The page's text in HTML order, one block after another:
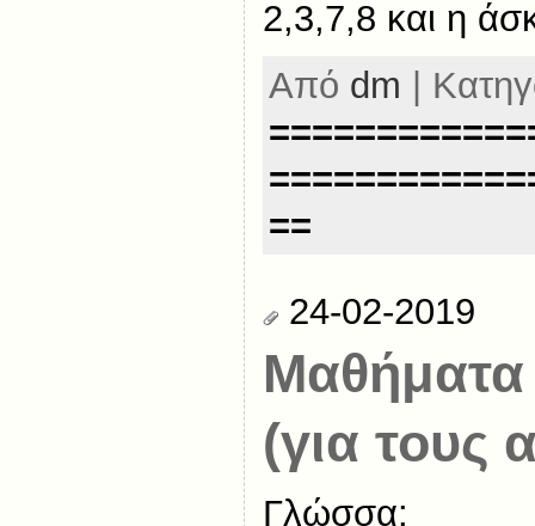
2,3,7,8 και η
Από dm |
==
24-02-2019
(για τους
Γλώσσα: